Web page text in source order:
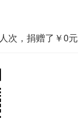
人次，捐赠了￥0元